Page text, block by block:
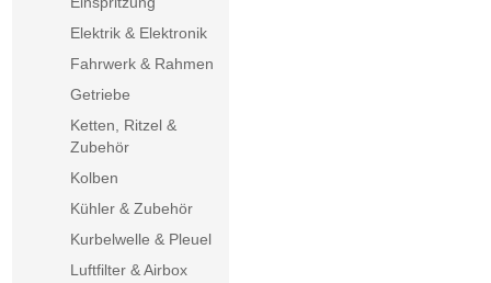
Elektrik & Elektronik
Fahrwerk & Rahmen
Getriebe
Ketten, Ritzel &
Zubehör
Kolben
Kühler & Zubehör
Kurbelwelle & Pleuel
Luftfilter & Airbox